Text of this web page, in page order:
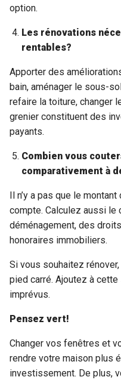
option.
Les rénovations
rentables?
Apporter des
bain, aménager le sous-
refaire la toiture, changer
grenier constituent des
payants.
Combien vous
comparativement à
Il n’y a pas que le
compte. Calculez aussi le
déménagement, des
honoraires immobiliers.
Si vous souhaitez
pied carré. Ajoutez à
imprévus.
Pensez vert!
Changer vos fenêtres et
rendre votre maison plus
investissement. De plus,